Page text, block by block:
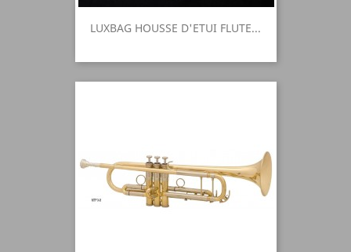
LUXBAG HOUSSE D'ETUI FLUTE...